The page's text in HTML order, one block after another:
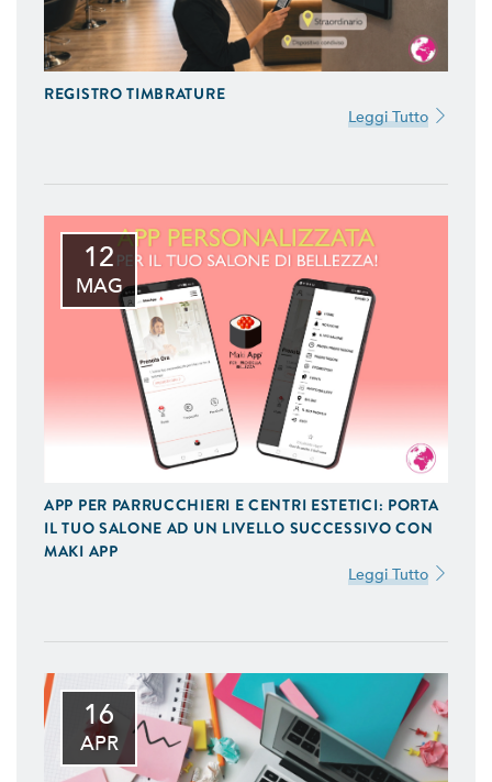
REGISTRO TIMBRATURE
Leggi Tutto
12
MAG
APP PER PARRUCCHIERI E CENTRI ESTETICI: PORTA
IL TUO SALONE AD UN LIVELLO SUCCESSIVO CON
MAKI APP
Leggi Tutto
16
APR